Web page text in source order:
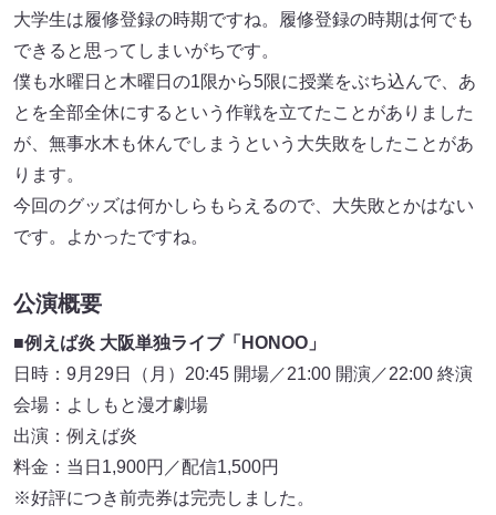
大学生は履修登録の時期ですね。履修登録の時期は何でも
できると思ってしまいがちです。
僕も水曜日と木曜日の1限から5限に授業をぶち込んで、あ
とを全部全休にするという作戦を立てたことがありました
が、無事水木も休んでしまうという大失敗をしたことがあ
ります。
今回のグッズは何かしらもらえるので、大失敗とかはない
です。よかったですね。
公演概要
■例えば炎 大阪単独ライブ「HONOO」
日時：9月29日（月）20:45 開場／21:00 開演／22:00 終演
会場：よしもと漫才劇場
出演：例えば炎
料金：当日1,900円／配信1,500円
※好評につき前売券は完売しました。